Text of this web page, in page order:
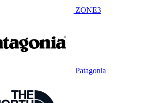
ZONE3
Patagonia